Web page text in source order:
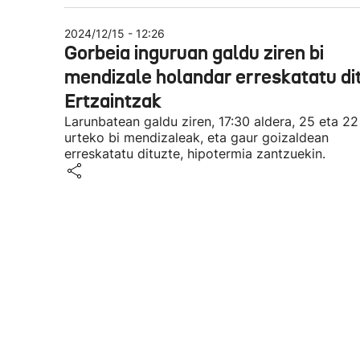
2024/12/15 - 12:26
Gorbeia inguruan galdu ziren bi
mendizale holandar erreskatatu
Ertzaintzak
Larunbatean galdu ziren, 17:30 aldera, 25 eta 22
urteko bi mendizaleak, eta gaur goizaldean
erreskatatu dituzte, hipotermia zantzuekin.